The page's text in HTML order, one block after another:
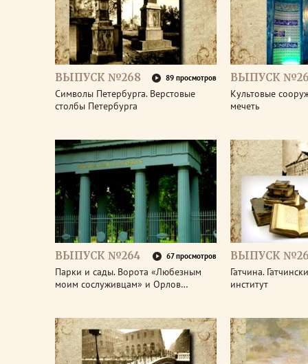
ВЫПУСК №268 89 просмотров
Символы Петербурга. Верстовые
столбы Петербурга
ВЫПУСК
Культовые
мечеть
ВЫПУСК №264 67 просмотров
Парки и сады. Ворота «Любезным
моим сослуживцам» и Орлов…
ВЫПУСК
Гатчина.
институт